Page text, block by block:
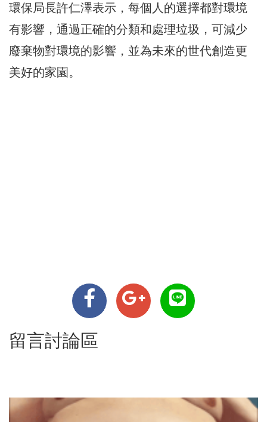
環保局長許仁澤表示，每個人的選擇都對環境
有影響，通過正確的分類和處理垃圾，可減少
廢棄物對環境的影響，並為未來的世代創造更
美好的家園。
留言討論區